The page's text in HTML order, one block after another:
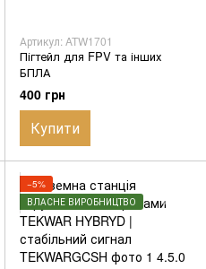
Артикул: ATW1701
Пігтейл для FPV та інших
БПЛА
400 грн
Купити
−5%
ВЛАСНЕ ВИРОБНИЦТВО